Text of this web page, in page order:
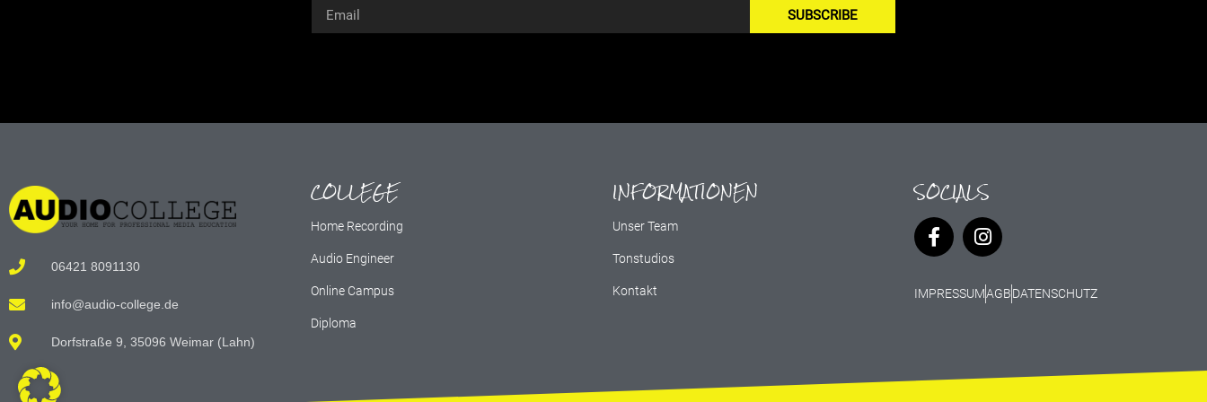
SUBSCRIBE
06421 8091130
info@audio-college.de
Dorfstraße 9, 35096 Weimar (Lahn)
COLLEGE
Home Recording
Audio Engineer
Online Campus
Diploma
INFORMATIONEN
Unser Team
Tonstudios
Kontakt
SOCIALS
IMPRESSUMAGBDATENSCHUTZ